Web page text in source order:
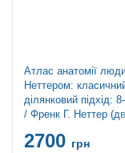
Атлас анатомії
Неттером:
ділянковий підхід:
/ Френк Г. Неттер
2700 грн